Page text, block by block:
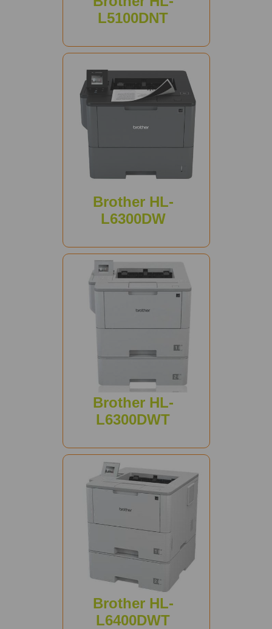
L5100DNT
Brother HL-
L6300DW
Brother HL-
L6300DWT
Brother HL-
L6400DWT